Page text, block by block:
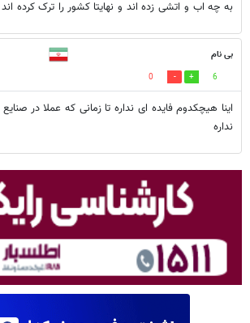
به چه اب و اتشی زده اند و نهایتا کشور را ترک کرده اند
بی نام
6
0
اینا هیچکدوم فایده ای نداره تا زمانی که عملا در
نداره